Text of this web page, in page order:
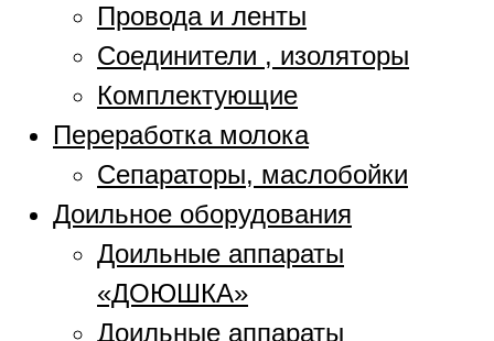
Провода и ленты
Соединители , изоляторы
Комплектующие
Переработка молока
Сепараторы, маслобойки
Доильное оборудования
Доильные аппараты
«ДОЮШКА»
Доильные аппараты